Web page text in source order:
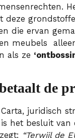
deze
die ervan
meubels
als ze
de
juridisch
is het besluit van
“Terwijl de